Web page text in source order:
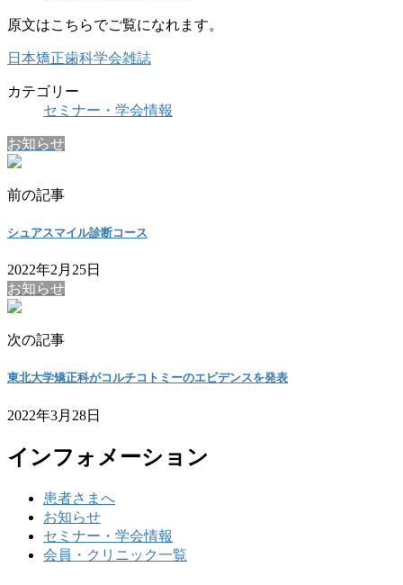
原文はこちらでご覧になれます。
日本矯正歯科学会雑誌
カテゴリー
セミナー・学会情報
お知らせ
前の記事
シュアスマイル診断コース
2022年2月25日
お知らせ
次の記事
東北大学矯正科がコルチコトミーのエビデンスを発表
2022年3月28日
インフォメーション
患者さまへ
お知らせ
セミナー・学会情報
会員・クリニック一覧